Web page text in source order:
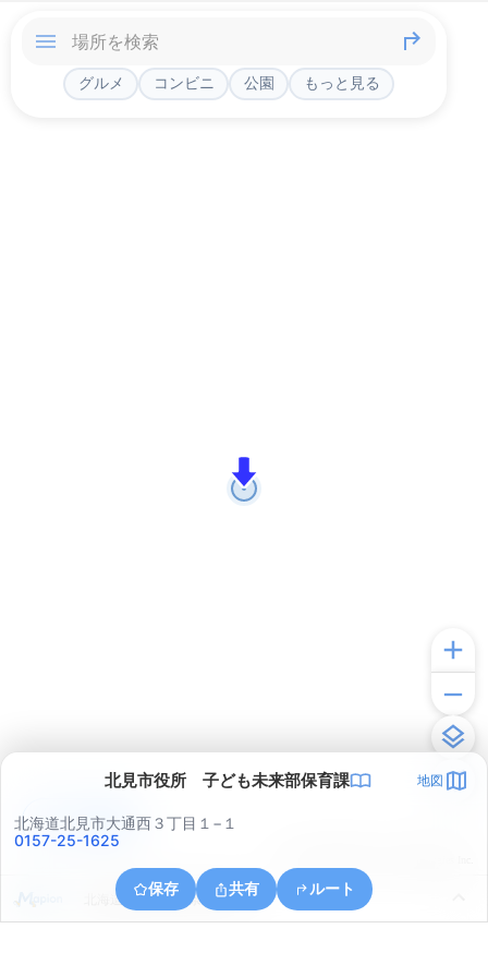
グルメ コンビニ 公園 もっと見る
北見市役所 子ども未来部保育課 地図
北海道北見市大通西３丁目１−１
0157-25-1625
保存 共有 ルート
北海道北見市北５条西５丁目
アプリで見る